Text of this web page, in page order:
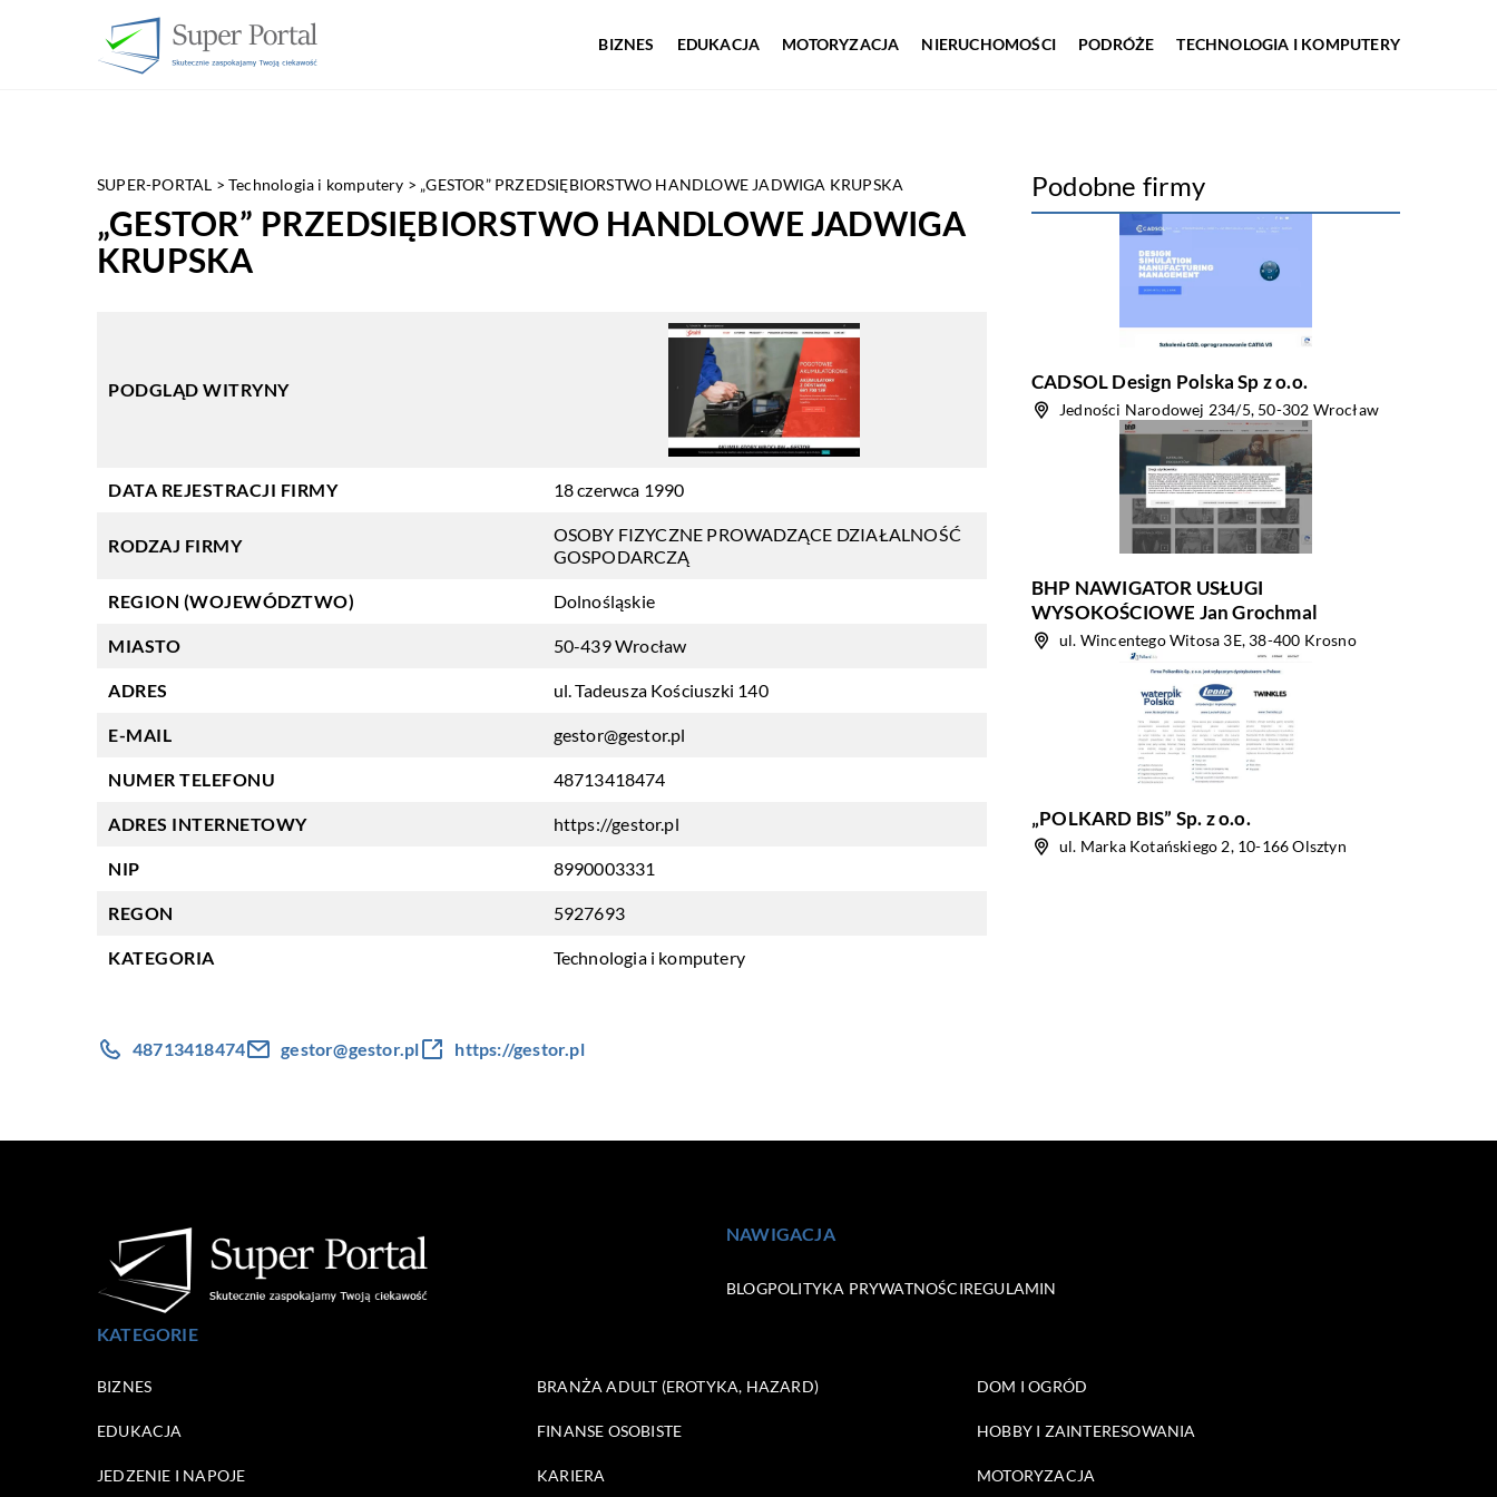
BIZNES EDUKACJA MOTORYZACJA NIERUCHOMOŚCI PODRÓŻE TECHNOLOGIA I KOMPUTERY
SUPER-PORTAL >Technologia i komputery > „GESTOR” PRZEDSIĘBIORSTWO HANDLOWE JADWIGA KRUPSKA
„GESTOR” PRZEDSIĘBIORSTWO HANDLOWE JADWIGA
KRUPSKA
PODGLĄD WITRYNY
DATA REJESTRACJI FIRMY 18 czerwca 1990
RODZAJ FIRMY
OSOBY FIZYCZNE PROWADZĄCE DZIAŁALNOŚĆ
GOSPODARCZĄ
REGION (WOJEWÓDZTWO) Dolnośląskie
MIASTO 50-439 Wrocław
ADRES ul. Tadeusza Kościuszki 140
E-MAIL gestor@gestor.pl
NUMER TELEFONU 48713418474
ADRES INTERNETOWY https://gestor.pl
NIP 8990003331
REGON 5927693
KATEGORIA Technologia i komputery
Podobne firmy
CADSOL Design Polska Sp z o.o.
Jedności Narodowej 234/5, 50-302 Wrocław
BHP NAWIGATOR USŁUGI
WYSOKOŚCIOWE Jan Grochmal
ul. Wincentego Witosa 3E, 38-400 Krosno
„POLKARD BIS” Sp. z o.o.
ul. Marka Kotańskiego 2, 10-166 Olsztyn
48713418474 gestor@gestor.pl https://gestor.pl
NAWIGACJA
BLOGPOLITYKA PRYWATNOŚCIREGULAMIN
KATEGORIE
BIZNES BRANŻA ADULT (EROTYKA, HAZARD) DOM I OGRÓD
EDUKACJA FINANSE OSOBISTE HOBBY I ZAINTERESOWANIA
JEDZENIE I NAPOJE KARIERA MOTORYZACJA